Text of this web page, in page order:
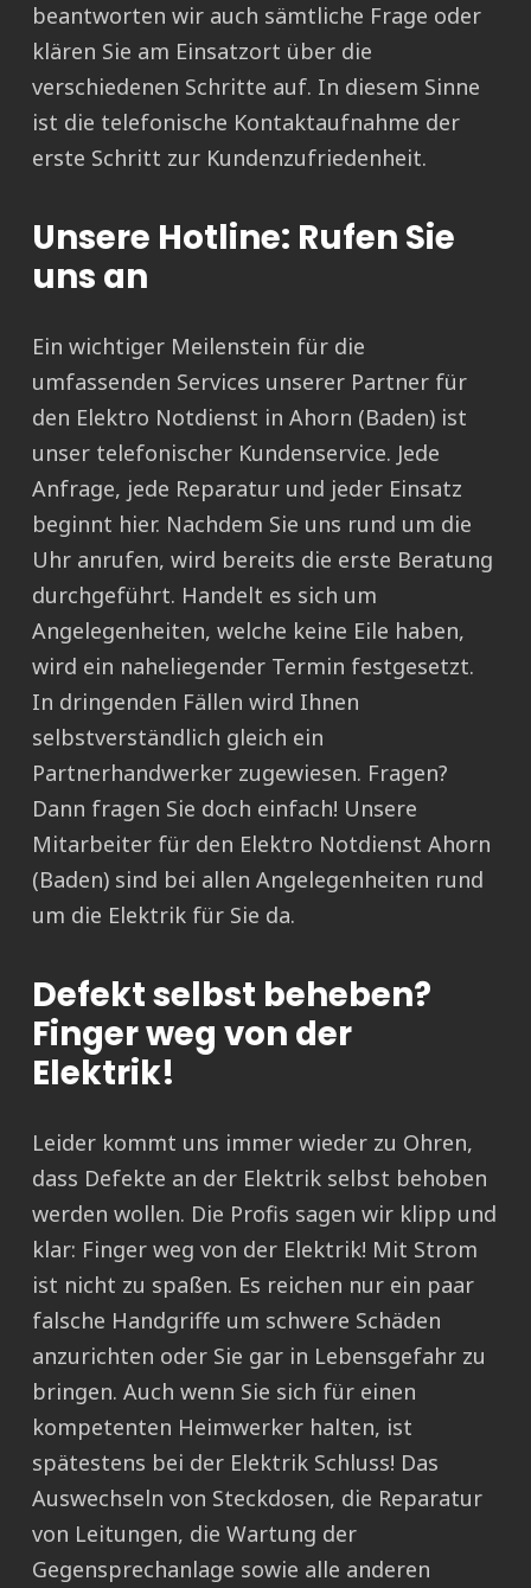
beantworten wir auch sämtliche Frage oder
klären Sie am Einsatzort über die
verschiedenen Schritte auf. In diesem Sinne
ist die telefonische Kontaktaufnahme der
erste Schritt zur Kundenzufriedenheit.
Unsere Hotline: Rufen Sie
uns an
Ein wichtiger Meilenstein für die
umfassenden Services unserer Partner für
den Elektro Notdienst in Ahorn (Baden) ist
unser telefonischer Kundenservice. Jede
Anfrage, jede Reparatur und jeder Einsatz
beginnt hier. Nachdem Sie uns rund um die
Uhr anrufen, wird bereits die erste Beratung
durchgeführt. Handelt es sich um
Angelegenheiten, welche keine Eile haben,
wird ein naheliegender Termin festgesetzt.
In dringenden Fällen wird Ihnen
selbstverständlich gleich ein
Partnerhandwerker zugewiesen. Fragen?
Dann fragen Sie doch einfach! Unsere
Mitarbeiter für den Elektro Notdienst Ahorn
(Baden) sind bei allen Angelegenheiten rund
um die Elektrik für Sie da.
Defekt selbst beheben?
Finger weg von der
Elektrik!
Leider kommt uns immer wieder zu Ohren,
dass Defekte an der Elektrik selbst behoben
werden wollen. Die Profis sagen wir klipp und
klar: Finger weg von der Elektrik! Mit Strom
ist nicht zu spaßen. Es reichen nur ein paar
falsche Handgriffe um schwere Schäden
anzurichten oder Sie gar in Lebensgefahr zu
bringen. Auch wenn Sie sich für einen
kompetenten Heimwerker halten, ist
spätestens bei der Elektrik Schluss! Das
Auswechseln von Steckdosen, die Reparatur
von Leitungen, die Wartung der
Gegensprechanlage sowie alle anderen